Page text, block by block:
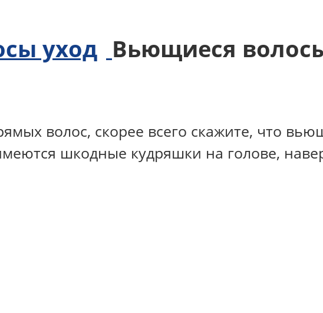
Вьющиеся
волос, скорее всего скажите, что
шкодные кудряшки на голове,